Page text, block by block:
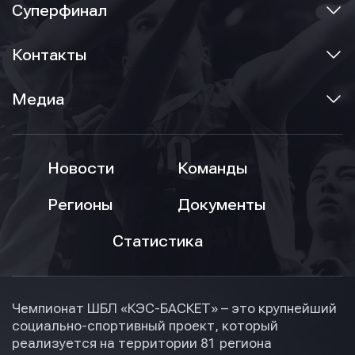
Суперфинал
Контакты
Медиа
Новости
Команды
Регионы
Документы
Статистика
Чемпионат ШБЛ «КЭС-БАСКЕТ» – это крупнейший
социально-спортивный проект, который
реализуется на территории 81 региона